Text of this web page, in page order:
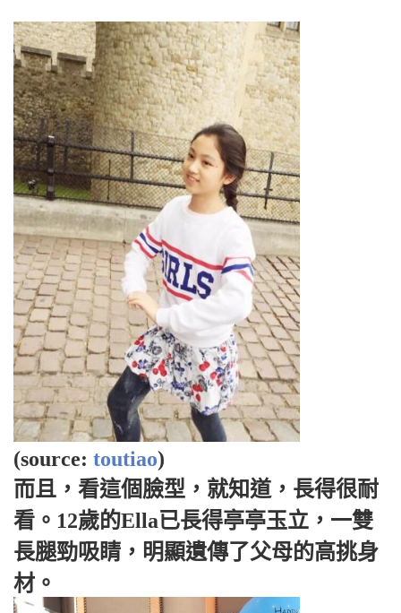
(source: toutiao)
而且，看這個臉型，就知道，長得很耐
看。12歲的Ella已長得亭亭玉立，一雙
長腿勁吸睛，明顯遺傳了父母的高挑身
材。